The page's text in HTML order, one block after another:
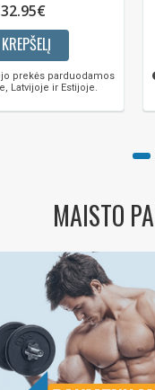
32.95€
prekės parduodamos
Latvijoje ir Estijoje.
MAISTO